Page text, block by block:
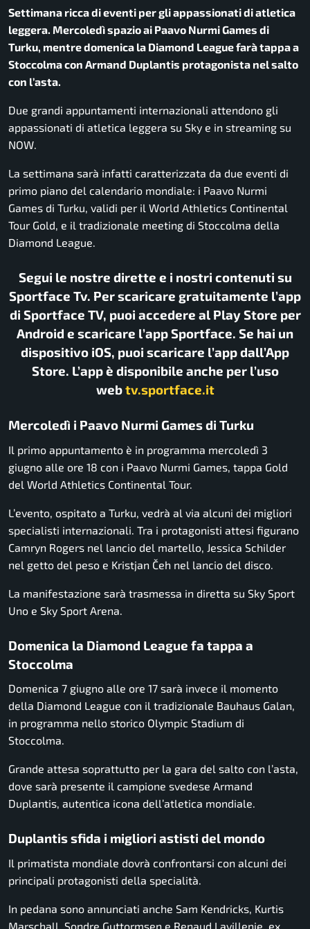
Settimana ricca di eventi per gli appassionati di atletica
leggera. Mercoledì spazio ai Paavo Nurmi Games di
Turku, mentre domenica la Diamond League farà tappa a
Stoccolma con Armand Duplantis protagonista nel salto
con l’asta.
Due grandi appuntamenti internazionali attendono gli
appassionati di atletica leggera su Sky e in streaming su
NOW.
La settimana sarà infatti caratterizzata da due eventi di
primo piano del calendario mondiale: i Paavo Nurmi
Games di Turku, validi per il World Athletics Continental
Tour Gold, e il tradizionale meeting di Stoccolma della
Diamond League.
Segui le nostre dirette e i nostri contenuti su
Sportface Tv. Per scaricare gratuitamente l’app
di Sportface TV, puoi accedere al Play Store per
Android e scaricare l’app Sportface. Se hai un
dispositivo iOS, puoi scaricare l’app dall’App
Store. L’app è disponibile anche per l’uso
webtv.sportface.it
Mercoledì i Paavo Nurmi Games di Turku
Il primo appuntamento è in programma mercoledì 3
giugno alle ore 18 con i Paavo Nurmi Games, tappa Gold
del World Athletics Continental Tour.
L’evento, ospitato a Turku, vedrà al via alcuni dei migliori
specialisti internazionali. Tra i protagonisti attesi figurano
Camryn Rogers nel lancio del martello, Jessica Schilder
nel getto del peso e Kristjan Čeh nel lancio del disco.
La manifestazione sarà trasmessa in diretta su Sky Sport
Uno e Sky Sport Arena.
Domenica la Diamond League fa tappa a
Stoccolma
Domenica 7 giugno alle ore 17 sarà invece il momento
della Diamond League con il tradizionale Bauhaus Galan,
in programma nello storico Olympic Stadium di
Stoccolma.
Grande attesa soprattutto per la gara del salto con l’asta,
dove sarà presente il campione svedese Armand
Duplantis, autentica icona dell’atletica mondiale.
Duplantis sfida i migliori astisti del mondo
Il primatista mondiale dovrà confrontarsi con alcuni dei
principali protagonisti della specialità.
In pedana sono annunciati anche Sam Kendricks, Kurtis
Marschall, Sondre Guttormsen e Renaud Lavillenie, ex